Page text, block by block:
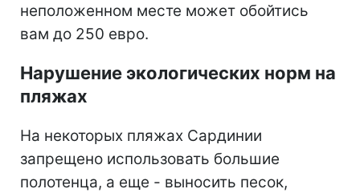
неположенном месте может обойтись
вам до 250 евро.
Нарушение экологических норм на
пляжах
На некоторых пляжах Сардинии
запрещено использовать большие
полотенца, а еще - выносить песок,